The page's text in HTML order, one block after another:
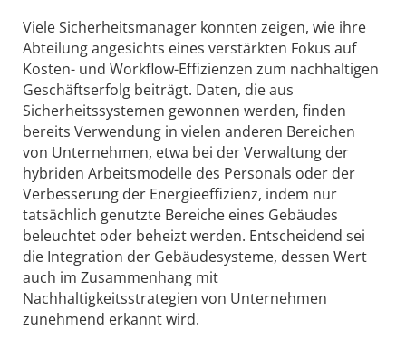
Viele Sicherheitsmanager konnten zeigen, wie ihre
Abteilung angesichts eines verstärkten Fokus auf
Kosten- und Workflow-Effizienzen zum nachhaltigen
Geschäftserfolg beiträgt. Daten, die aus
Sicherheitssystemen gewonnen werden, finden
bereits Verwendung in vielen anderen Bereichen
von Unternehmen, etwa bei der Verwaltung der
hybriden Arbeitsmodelle des Personals oder der
Verbesserung der Energieeffizienz, indem nur
tatsächlich genutzte Bereiche eines Gebäudes
beleuchtet oder beheizt werden. Entscheidend sei
die Integration der Gebäudesysteme, dessen Wert
auch im Zusammenhang mit
Nachhaltigkeitsstrategien von Unternehmen
zunehmend erkannt wird.